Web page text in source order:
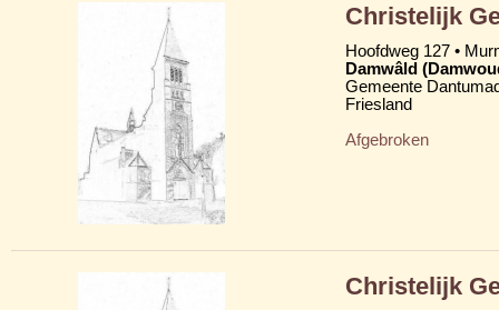
Christelijk
Hoofdweg 127 •
Damwâld
Gemeente
Friesland
Afgebroken
Christelijk